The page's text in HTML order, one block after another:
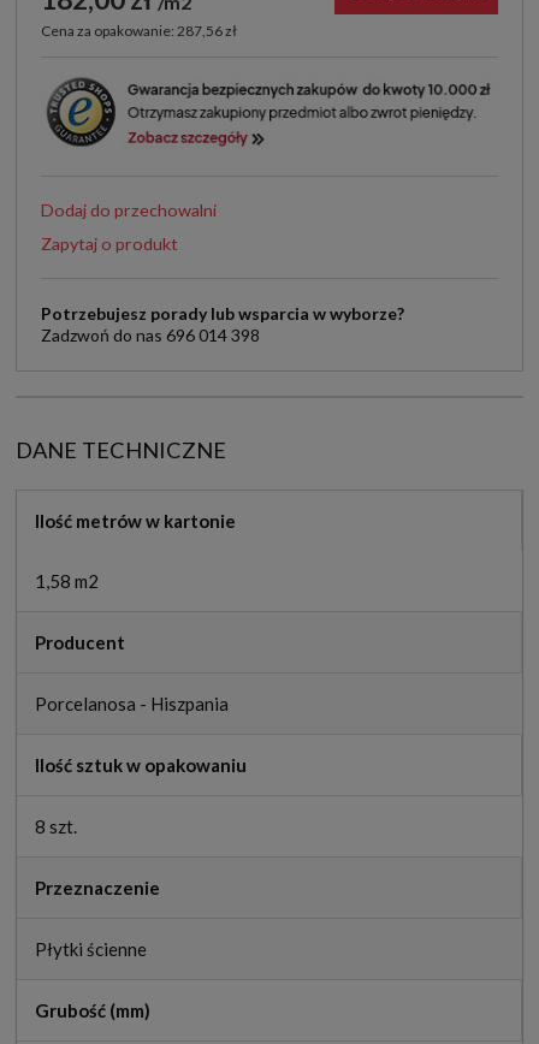
Cena za opakowanie: 287,56 zł
Dodaj do przechowalni
Zapytaj o produkt
Potrzebujesz porady lub wsparcia w wyborze?
Zadzwoń do nas 696 014 398
DANE TECHNICZNE
Ilość metrów w kartonie
1,58 m2
Producent
Porcelanosa - Hiszpania
Ilość sztuk w opakowaniu
8 szt.
Przeznaczenie
Płytki ścienne
Grubość (mm)